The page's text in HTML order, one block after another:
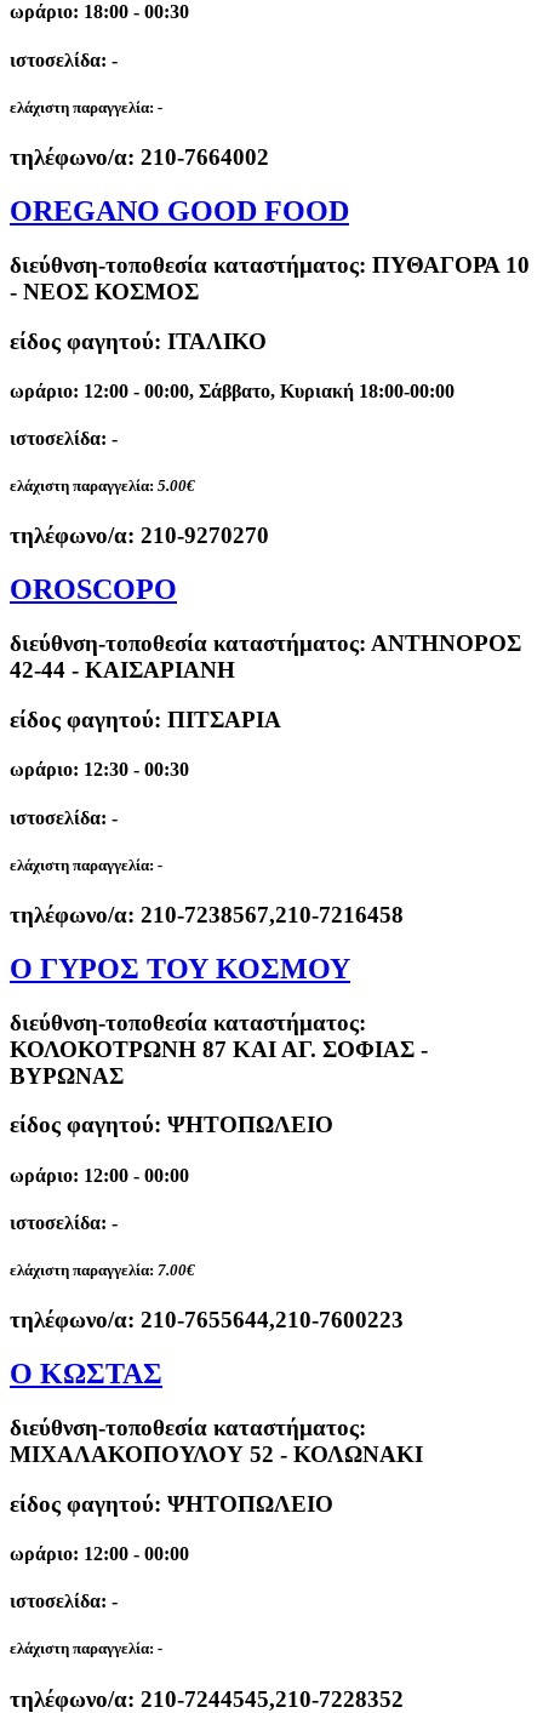
ωράριο: 18:00 - 00:30
ιστοσελίδα: -
ελάχιστη παραγγελία: -
τηλέφωνο/α: 210-7664002
OREGANO GOOD FOOD
διεύθνση-τοποθεσία καταστήματος: ΠΥΘΑΓΟΡΑ 10
- ΝΕΟΣ ΚΟΣΜΟΣ
είδος φαγητού: ΙΤΑΛΙΚΟ
ωράριο: 12:00 - 00:00, Σάββατο, Κυριακή 18:00-00:00
ιστοσελίδα: -
ελάχιστη παραγγελία: 5.00€
τηλέφωνο/α: 210-9270270
OROSCOPO
διεύθνση-τοποθεσία καταστήματος: ΑΝΤΗΝΟΡΟΣ
42-44 - ΚΑΙΣΑΡΙΑΝΗ
είδος φαγητού: ΠΙΤΣΑΡΙΑ
ωράριο: 12:30 - 00:30
ιστοσελίδα: -
ελάχιστη παραγγελία: -
τηλέφωνο/α: 210-7238567,210-7216458
Ο ΓΥΡΟΣ ΤΟΥ ΚΟΣΜΟΥ
διεύθνση-τοποθεσία καταστήματος:
ΚΟΛΟΚΟΤΡΩΝΗ 87 ΚΑΙ ΑΓ. ΣΟΦΙΑΣ -
ΒΥΡΩΝΑΣ
είδος φαγητού: ΨΗΤΟΠΩΛΕΙΟ
ωράριο: 12:00 - 00:00
ιστοσελίδα: -
ελάχιστη παραγγελία: 7.00€
τηλέφωνο/α: 210-7655644,210-7600223
Ο ΚΩΣΤΑΣ
διεύθνση-τοποθεσία καταστήματος:
ΜΙΧΑΛΑΚΟΠΟΥΛΟΥ 52 - ΚΟΛΩΝΑΚΙ
είδος φαγητού: ΨΗΤΟΠΩΛΕΙΟ
ωράριο: 12:00 - 00:00
ιστοσελίδα: -
ελάχιστη παραγγελία: -
τηλέφωνο/α: 210-7244545,210-7228352